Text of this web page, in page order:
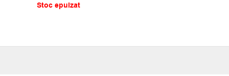
Stoc epuizat